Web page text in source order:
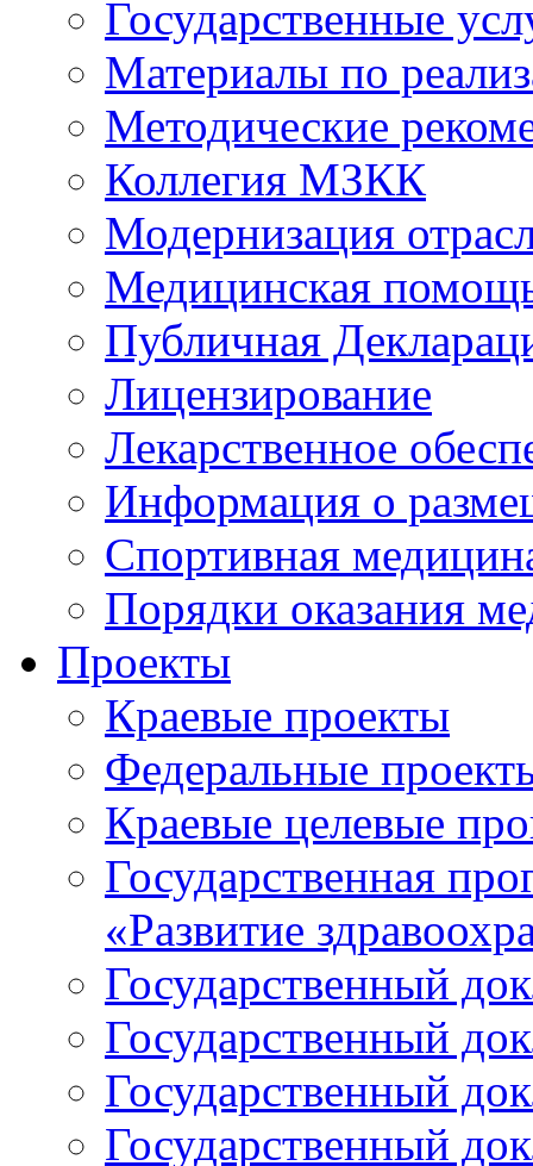
Государственные
Материалы по
Методические
Коллегия МЗКК
Модернизация
Медицинская
Публичная
Лицензирование
Лекарственное
Информация о
Спортивная
Порядки оказания
Проекты
Краевые проекты
Федеральные
Краевые целевые
Государственная
«Развитие
Государственный
Государственный
Государственный
Государственный